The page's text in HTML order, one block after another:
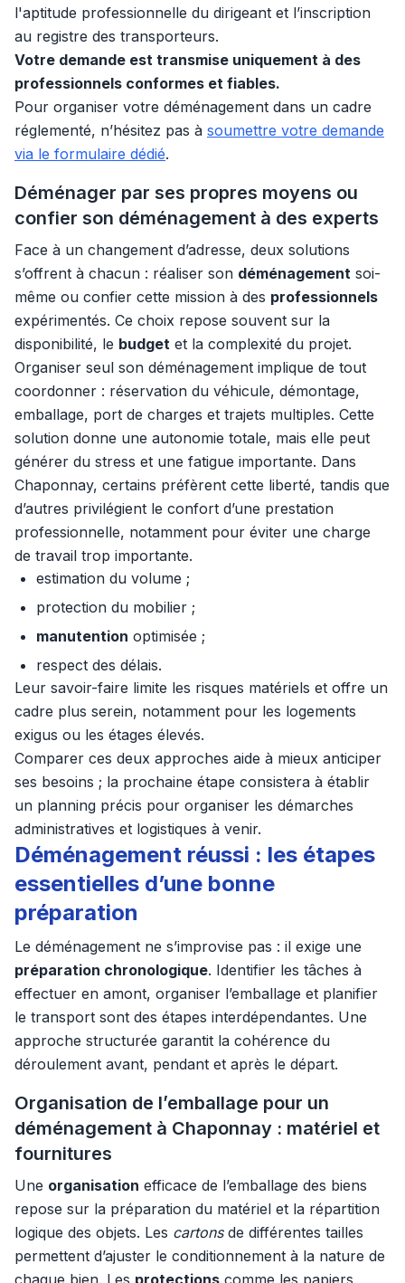
l'aptitude professionnelle du dirigeant et l’inscription
au registre des transporteurs.
Votre demande est transmise uniquement à des
professionnels conformes et fiables.
Pour organiser votre déménagement dans un cadre
réglementé, n’hésitez pas à soumettre votre demande
via le formulaire dédié.
Déménager par ses propres moyens ou
confier son déménagement à des experts
Face à un changement d’adresse, deux solutions
s’offrent à chacun : réaliser son déménagement soi-
même ou confier cette mission à des professionnels
expérimentés. Ce choix repose souvent sur la
disponibilité, le budget et la complexité du projet.
Organiser seul son déménagement implique de tout
coordonner : réservation du véhicule, démontage,
emballage, port de charges et trajets multiples. Cette
solution donne une autonomie totale, mais elle peut
générer du stress et une fatigue importante. Dans
Chaponnay, certains préfèrent cette liberté, tandis que
d’autres privilégient le confort d’une prestation
professionnelle, notamment pour éviter une charge
de travail trop importante.
estimation du volume ;
protection du mobilier ;
manutention optimisée ;
respect des délais.
Leur savoir-faire limite les risques matériels et offre un
cadre plus serein, notamment pour les logements
exigus ou les étages élevés.
Comparer ces deux approches aide à mieux anticiper
ses besoins ; la prochaine étape consistera à établir
un planning précis pour organiser les démarches
administratives et logistiques à venir.
Déménagement réussi : les étapes
essentielles d’une bonne
préparation
Le déménagement ne s’improvise pas : il exige une
préparation chronologique. Identifier les tâches à
effectuer en amont, organiser l’emballage et planifier
le transport sont des étapes interdépendantes. Une
approche structurée garantit la cohérence du
déroulement avant, pendant et après le départ.
Organisation de l’emballage pour un
déménagement à Chaponnay : matériel et
fournitures
Une organisation efficace de l’emballage des biens
repose sur la préparation du matériel et la répartition
logique des objets. Les cartonsde différentes tailles
permettent d’ajuster le conditionnement à la nature de
chaque bien. Les protections comme les papiers,